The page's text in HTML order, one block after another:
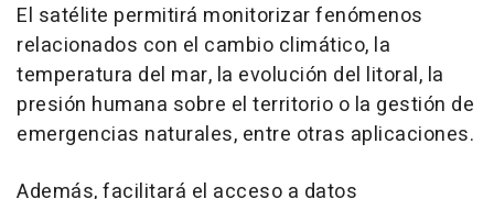
El satélite permitirá monitorizar fenómenos
relacionados con el cambio climático, la
temperatura del mar, la evolución del litoral, la
presión humana sobre el territorio o la gestión de
emergencias naturales, entre otras aplicaciones.
Además, facilitará el acceso a datos